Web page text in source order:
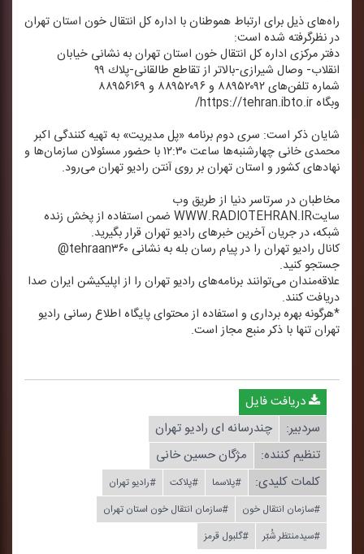
راه‌های ذیل برای ارتباط هموطنان با اداره كل انتقال خون استان تهران
در نظرگرفته شده است:
دفتر مركزی اداره كل انتقال خون استان تهران به نشانی خیابان
انقلاب- وصال شیرازی-بالاتر از تقاطع طالقانی-پلاك ۹۹
شماره تلفن‌های ۸۸۹۵۲۰۹۲ و ۸۸۹۵۲۰۹۶ و ۸۸۹۵۶۱۶۹
وبگاه https://tehran.ibto.ir/
شایان ذكر است: سری دوم برنامه «پل مدیریت» به تهیه كنندگی اكبر
محمدی خانی چهارشنبه‌ها ساعت ۱۲:۳۰ با حضور مسئولان سازمان‌ها و
نهادهای كشور و استان تهران بر روی آنتن رادیو تهران می‌رود.
مخاطبان در سرتاسر دنیا از طریق وب
سایتWWW.RADIOTEHRAN.IR ضمن استفاده از پخش زنده
شبكه، در جریان آخرین خبرهای رادیو تهران قرار بگیرید.
كانال رادیو تهران را در پیام رسان بله به نشانی tehraan۳۶۰@
جستجو كنید.
علاقه‌مندان می‌توانند برنامه‌های رادیو تهران را از اپلیكیشن ایران صدا
دریافت كنند.
*هرگونه بهره برداری و استفاده از محتوای پایگاه اطلاع رسانی رادیو
تهران تنها با ذكر منبع مجاز است.
دریافت فایل
سردبیر:
چندرسانه ای رادیو تهران
تنظیم كننده:
مژگان حسین خانی
کلمات کلیدی:
#پلاسما #پلاكت
#رادیو تهران
#سازمان انتقال خون
#سازمان انتقال خون استان تهران
#سیدمنتظر شُبّر
#گلبول قرمز